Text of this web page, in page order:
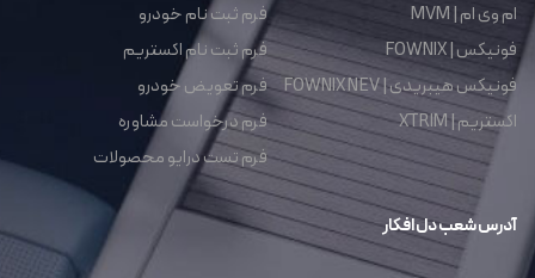
ام وی ام | MVM
فونیکس | FOWNIX
فونیکس هیبریدی | FOWNIX NEV
اکستریم | XTRIM
فرم ثبت نام خودرو
فرم ثبت نام اکستریم
فرم تعویض خودرو
فرم درخواست مشاوره
فرم تست درایو محصولات
آدرس شعب دل افکار